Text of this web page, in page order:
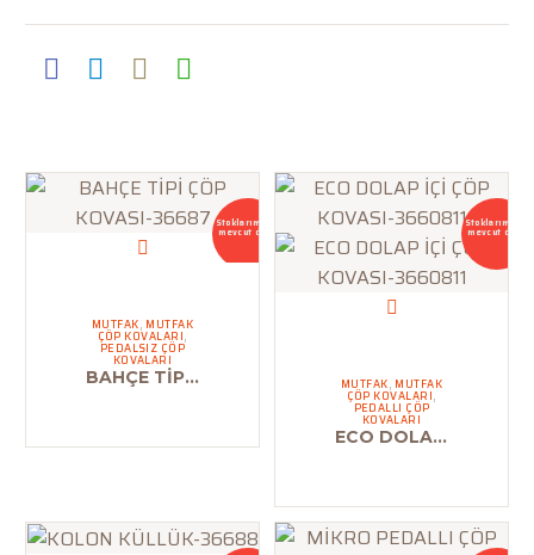
Stoklarımızda
mevcut değil
MUTFAK, MUTFAK
ÇÖP KOVALARI,
PEDALSIZ ÇÖP
KOVALARI
BAHÇE TİPİ ÇÖP KOVASI-36687
Stoklarımızda
mevcut değil
MUTFAK, MUTFAK
ÇÖP KOVALARI,
PEDALLI ÇÖP
KOVALARI
ECO DOLAP İÇİ ÇÖP KOVASI-3660811